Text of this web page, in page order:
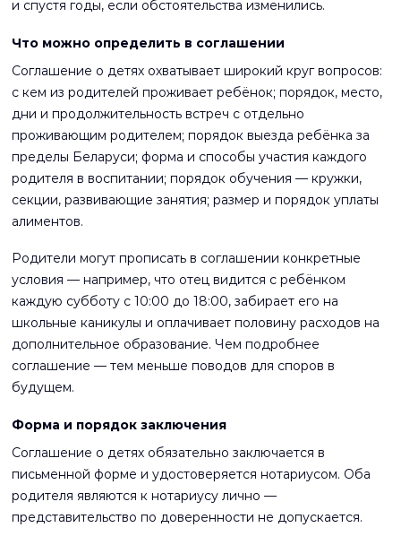
и спустя годы, если обстоятельства изменились.
Что можно определить в соглашении
Соглашение о детях охватывает широкий круг вопросов:
с кем из родителей проживает ребёнок; порядок, место,
дни и продолжительность встреч с отдельно
проживающим родителем; порядок выезда ребёнка за
пределы Беларуси; форма и способы участия каждого
родителя в воспитании; порядок обучения — кружки,
секции, развивающие занятия; размер и порядок уплаты
алиментов.
Родители могут прописать в соглашении конкретные
условия — например, что отец видится с ребёнком
каждую субботу с 10:00 до 18:00, забирает его на
школьные каникулы и оплачивает половину расходов на
дополнительное образование. Чем подробнее
соглашение — тем меньше поводов для споров в
будущем.
Форма и порядок заключения
Соглашение о детях обязательно заключается в
письменной форме и удостоверяется нотариусом. Оба
родителя являются к нотариусу лично —
представительство по доверенности не допускается.